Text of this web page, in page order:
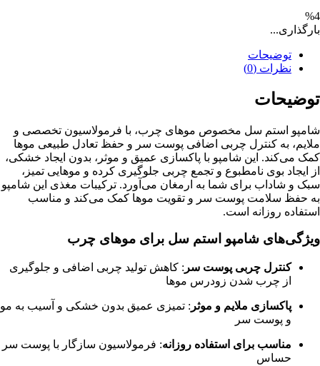
%4
بارگذاری...
توضیحات
نظرات (0)
توضیحات
شامپو استم سل مخصوص موهای چرب، با فرمولاسیون تخصصی و
ملایم، به کنترل چربی اضافی پوست سر و حفظ تعادل طبیعی موها
کمک می‌کند. این شامپو با پاکسازی عمیق و موثر، بدون ایجاد خشکی،
از ایجاد بوی نامطبوع و تجمع چربی جلوگیری کرده و موهایی تمیز،
سبک و شاداب برای شما به ارمغان می‌آورد. ترکیبات مغذی این شامپو
به حفظ سلامت پوست سر و تقویت موها کمک می‌کند و مناسب
استفاده روزانه است.
ویژگی‌های شامپو استم سل برای موهای چرب
کنترل چربی پوست سر : کاهش تولید چربی اضافی و جلوگیری
از چرب شدن زودرس موها
پاکسازی ملایم و موثر : تمیزی عمیق بدون خشکی و آسیب به مو
و پوست سر
مناسب برای استفاده روزانه: فرمولاسیون سازگار با پوست سر
حساس